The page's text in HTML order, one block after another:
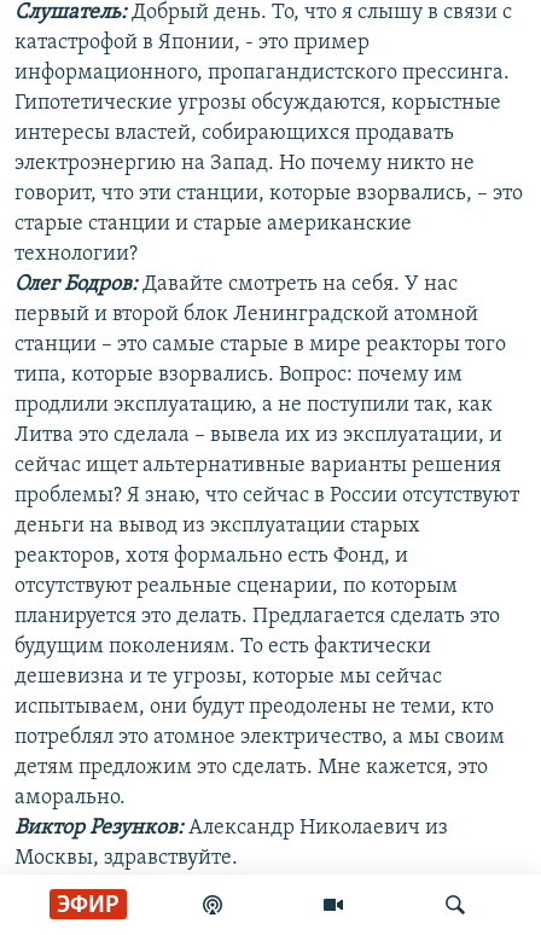
ЭФИР
Слушатель:Добрый день. То, что я слышу в связи с
катастрофой в Японии, - это пример
информационного, пропагандистского прессинга.
Гипотетические угрозы обсуждаются, корыстные
интересы властей, собирающихся продавать
электроэнергию на Запад. Но почему никто не
говорит, что эти станции, которые взорвались, – это
старые станции и старые американские
технологии?
Олег Бодров:Давайте смотреть на себя. У нас
первый и второй блок Ленинградской атомной
станции – это самые старые в мире реакторы того
типа, которые взорвались. Вопрос: почему им
продлили эксплуатацию, а не поступили так, как
Литва это сделала – вывела их из эксплуатации, и
сейчас ищет альтернативные варианты решения
проблемы? Я знаю, что сейчас в России отсутствуют
деньги на вывод из эксплуатации старых
реакторов, хотя формально есть Фонд, и
отсутствуют реальные сценарии, по которым
планируется это делать. Предлагается сделать это
будущим поколениям. То есть фактически
дешевизна и те угрозы, которые мы сейчас
испытываем, они будут преодолены не теми, кто
потреблял это атомное электричество, а мы своим
детям предложим это сделать. Мне кажется, это
аморально.
Виктор Резунков:Александр Николаевич из
Москвы, здравствуйте.
Слушатель:
сегодня проконтролировать безопасность до конца,